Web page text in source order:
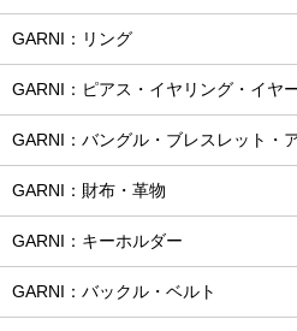
GARNI：リング
GARNI：ピアス・イヤリング・イヤ
GARNI：バングル・ブレスレット・
GARNI：財布・革物
GARNI：キーホルダー
GARNI：バックル・ベルト